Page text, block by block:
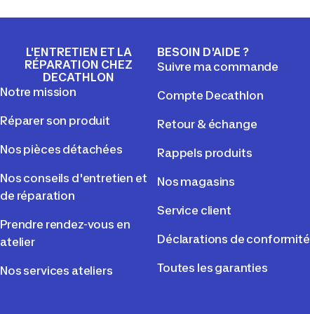
L'ENTRETIEN ET LA
RÉPARATION CHEZ
DECATHLON
Notre mission
Réparer son produit
Nos pièces détachées
Nos conseils d'entretien et
de réparation
Prendre rendez-vous en
atelier
Nos services ateliers
BESOIN D'AIDE ?
Suivre ma commande
Compte Decathlon
Retour & échange
Rappels produits
Nos magasins
Service client
Déclarations de conformité
Toutes les garanties